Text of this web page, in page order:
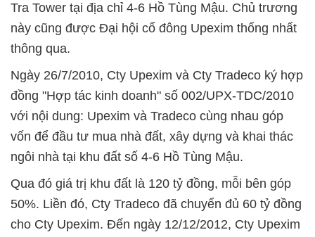
Tra Tower tại địa chỉ 4-6 Hồ Tùng Mậu. Chủ trương
này cũng được Đại hội cổ đông Upexim thống nhất
thông qua.
Ngày 26/7/2010, Cty Upexim và Cty Tradeco ký hợp
đồng "Hợp tác kinh doanh" số 002/UPX-TDC/2010
với nội dung: Upexim và Tradeco cùng nhau góp
vốn để đầu tư mua nhà đất, xây dựng và khai thác
ngôi nhà tại khu đất số 4-6 Hồ Tùng Mậu.
Qua đó giá trị khu đất là 120 tỷ đồng, mỗi bên góp
50%. Liền đó, Cty Tradeco đã chuyển đủ 60 tỷ đồng
cho Cty Upexim. Đến ngày 12/12/2012, Cty Upexim